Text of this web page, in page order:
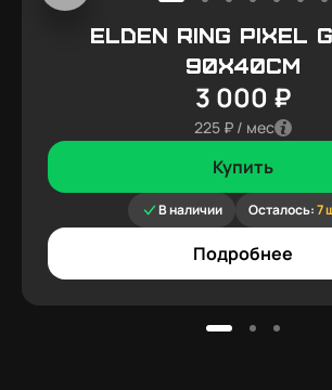
Elden Ring pixel
90x40см
3 000 ₽
225 ₽ / мес
Купить
В наличии Осталось:7
Подробнее